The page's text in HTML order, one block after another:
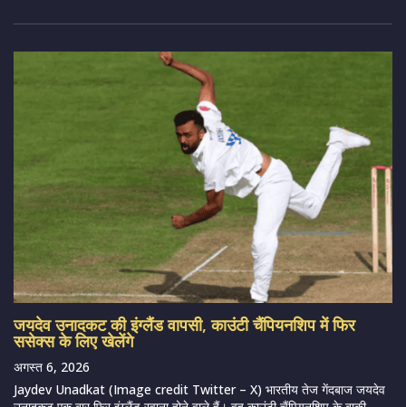
जयदेव उनादकट की इंग्लैंड वापसी, काउंटी चैंपियनशिप में फिर
ससेक्स के लिए खेलेंगे
अगस्त 6, 2026
Jaydev Unadkat (Image credit Twitter – X) भारतीय तेज गेंदबाज जयदेव